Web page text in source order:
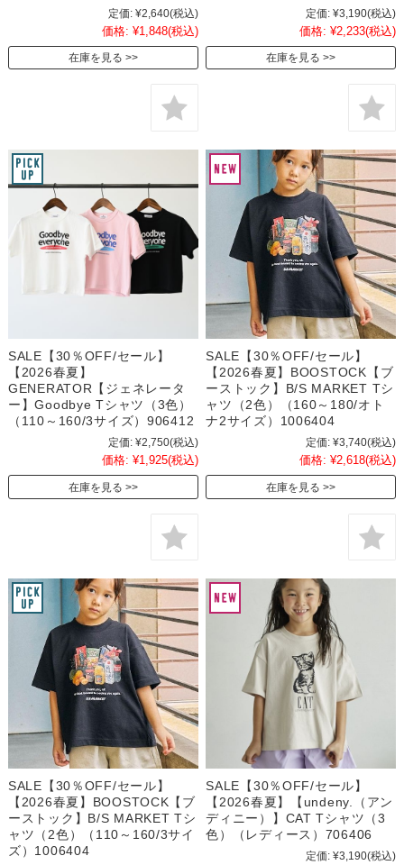
定価: ¥2,640(税込)
価格: ¥1,848(税込)
在庫を見る
定価: ¥3,190(税込)
価格: ¥2,233(税込)
在庫を見る
SALE【30％OFF/セール】
【2026春夏】
GENERATOR【ジェネレータ
ー】Goodbye Tシャツ（3色）
（110～160/3サイズ）906412
定価: ¥2,750(税込)
価格: ¥1,925(税込)
在庫を見る
SALE【30％OFF/セール】
【2026春夏】BOOSTOCK【ブ
ーストック】B/S MARKET Tシ
ャツ（2色）（160～180/オト
ナ2サイズ）1006404
定価: ¥3,740(税込)
価格: ¥2,618(税込)
在庫を見る
SALE【30％OFF/セール】
【2026春夏】BOOSTOCK【ブ
ーストック】B/S MARKET Tシ
ャツ（2色）（110～160/3サイ
ズ）1006404
SALE【30％OFF/セール】
【2026春夏】【undeny.（アン
ディニー）】CAT Tシャツ（3
色）（レディース）706406
定価: ¥3,190(税込)